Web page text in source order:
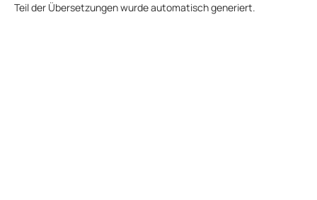
Teil der Übersetzungen wurde automatisch generiert.